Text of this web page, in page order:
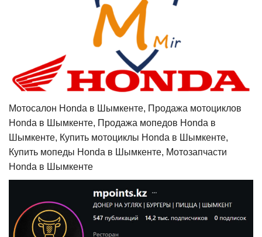
Мотосалон Honda в Шымкенте, Продажа мотоциклов
Honda в Шымкенте, Продажа мопедов Honda в
Шымкенте, Купить мотоциклы Honda в Шымкенте,
Купить мопеды Honda в Шымкенте, Мотозапчасти
Honda в Шымкенте